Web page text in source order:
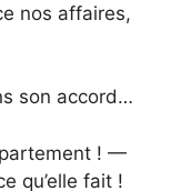
nos affaires,
son accord…
! —
qu’elle fait !